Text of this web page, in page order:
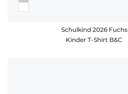
Schulkind 2026 Fuchs
Kinder T-Shirt B&C